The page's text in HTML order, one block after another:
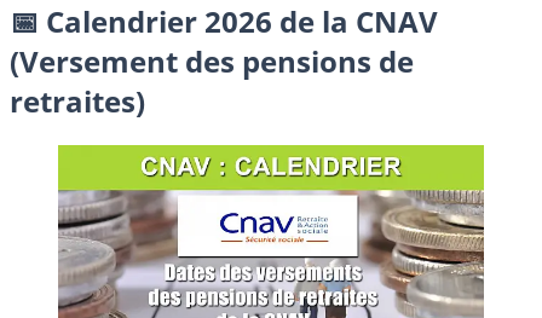
📅 Calendrier 2026 de la CNAV
(Versement des pensions de
retraites)